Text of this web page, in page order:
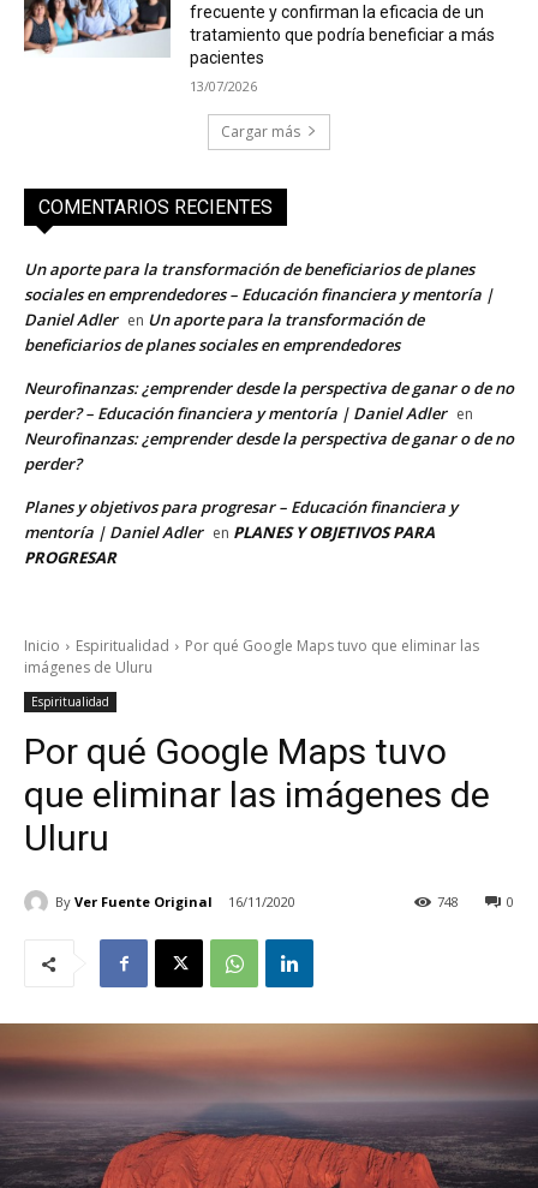
frecuente y confirman la eficacia de un
tratamiento que podría beneficiar a más
pacientes
13/07/2026
Cargar más
COMENTARIOS RECIENTES
Un aporte para la transformación de beneficiarios de planes
sociales en emprendedores – Educación financiera y mentoría |
Daniel Adler en Un aporte para la transformación de
beneficiarios de planes sociales en emprendedores
Neurofinanzas: ¿emprender desde la perspectiva de ganar o de no
perder? – Educación financiera y mentoría | Daniel Adler en
Neurofinanzas: ¿emprender desde la perspectiva de ganar o de no
perder?
Planes y objetivos para progresar – Educación financiera y
mentoría | Daniel Adler en PLANES Y OBJETIVOS PARA
PROGRESAR